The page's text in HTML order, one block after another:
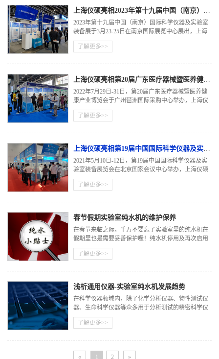
上海仪硕亮相2023年第十九届中国（南京）国际科学仪器及实验室装备展
2023年第十九届中国（南京）国际科学仪器及实验室
装备展于3月23-25日在南京国际展览中心展出，上海
仪硕实验室纯水设备参与此次展览，E111展位，诚邀
您莅临指导，期待与您会面！
了解更多>>
上海仪硕亮相第20届广东医疗器械暨医养健康产业博览会
2022年7月29日-31日，第20届广东医疗器械暨医养健
康产业博览会于广州琶洲国际采购中心举办，上海仪
硕科学仪器作为实验室纯水设备行业的纯水机设备供
应商，亮相此展会。欢迎各界人士莅临参观。
了解更多>>
上海仪硕亮相第19届中国国际科学仪器及实验室装备展览会
2021年5月10日-12日，第19届中国国际科学仪器及实
验室装备展览会在北京国家会议中心举办，上海仪硕
科学仪器作为实验室纯水设备行业的纯水机设备供应
商，亮相此展会。 上海仪硕自创办以后，持续创新，
了解更多>>
春节假期实验室纯水机的维护保养
在春节来临之际，千万不要忘了实验室里的纯水机在
假期里也是需要妥善保护喔！纯水机停用及再次启用
需注意哪些问题呢？
了解更多>>
浅析通用仪器-实验室纯水机发展趋势
在科学仪器领域内，除了化学分析仪器、物性测试仪
器、生命科学仪器等众多用于分析测试的精密科学仪
器之外，还有一大类仪器虽不能直接对样品进行定量
或定性分析，但对于实验室分析测试工作的有效开展
了解更多>>
« 1 2 »